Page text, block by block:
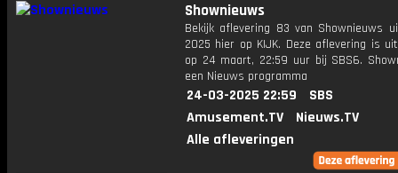
Shownieuws
Bekijk aflevering 83 van Shownieuws
2025 hier op KIJK. Deze aflevering is
op 24 maart, 22:59 uur bij SBS6.
een Nieuws programma
24-03-2025 22:59
SBS
Amusement.TV
Nieuws.TV
Alle afleveringen